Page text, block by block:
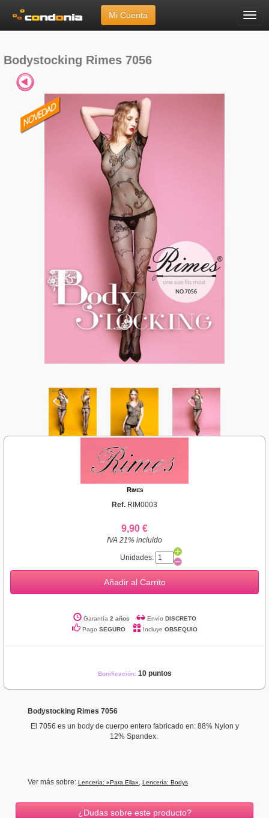
Menú
Mi Cuenta
Bodystocking Rimes 7056
Bodystocking Rimes 7056
Rimes
Ref. RIM0003
9,90 €
IVA 21% incluido
Unidades:
Añadir al Carrito
Garantía 2 años Envío DISCRETO
Pago SEGURO Incluye OBSEQUIO
Bonificación: 10 puntos
Bodystocking Rimes 7056
El 7056 es un body de cuerpo entero fabricado en: 88% Nylon y
12% Spandex.
Ver más sobre: Lencería: «Para Ella» Lencería: Bodys
¿Dudas sobre este producto?